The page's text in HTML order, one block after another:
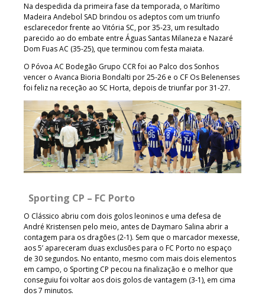
Na despedida da primeira fase da temporada, o Marítimo
Madeira Andebol SAD brindou os adeptos com um triunfo
esclarecedor frente ao Vitória SC, por 35-23, um resultado
parecido ao do embate entre Águas Santas Milaneza e Nazaré
Dom Fuas AC (35-25), que terminou com festa maiata.
O Póvoa AC Bodegão Grupo CCR foi ao Palco dos Sonhos
vencer o Avanca Bioria Bondalti por 25-26 e o CF Os Belenenses
foi feliz na receção ao SC Horta, depois de triunfar por 31-27.
Sporting CP – FC Porto
O Clássico abriu com dois golos leoninos e uma defesa de
André Kristensen pelo meio, antes de Daymaro Salina abrir a
contagem para os dragões (2-1). Sem que o marcador mexesse,
aos 5’ apareceram duas exclusões para o FC Porto no espaço
de 30 segundos. No entanto, mesmo com mais dois elementos
em campo, o Sporting CP pecou na finalização e o melhor que
conseguiu foi voltar aos dois golos de vantagem (3-1), em cima
dos 7 minutos.